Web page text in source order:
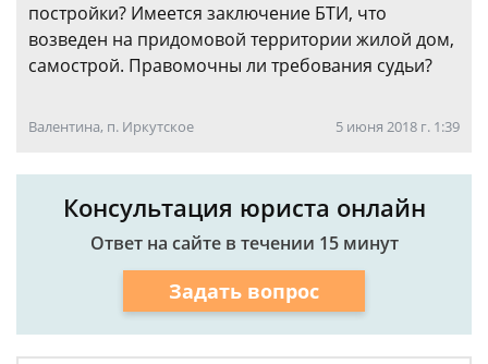
постройки? Имеется заключение БТИ, что
возведен на придомовой территории жилой дом,
самострой. Правомочны ли требования судьи?
Валентина, п. Иркутское 5 июня 2018 г. 1:39
Консультация юриста онлайн
Ответ на сайте в течении 15 минут
Задать вопрос